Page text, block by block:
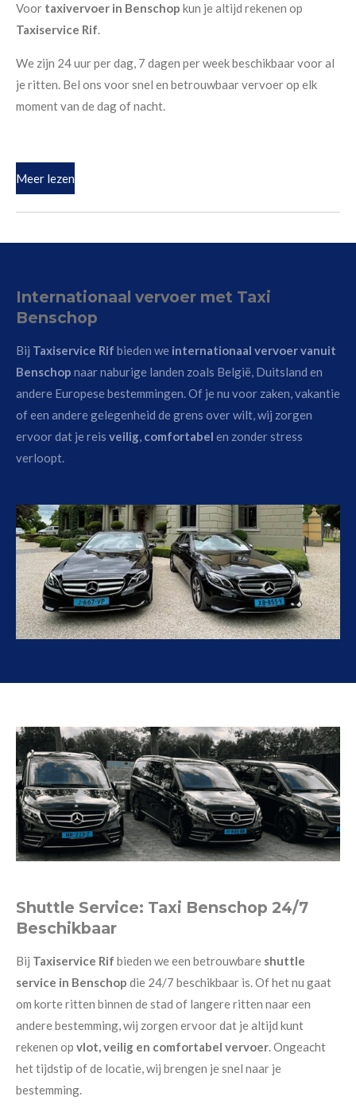
Voor taxivervoer in Benschop kun je altijd rekenen op
Taxiservice Rif.
We zijn 24 uur per dag, 7 dagen per week beschikbaar voor al
je ritten. Bel ons voor snel en betrouwbaar vervoer op elk
moment van de dag of nacht.
Meer lezen
Internationaal vervoer met Taxi
Benschop
Bij Taxiservice Rif bieden we internationaal vervoer vanuit
Benschop naar naburige landen zoals België, Duitsland en
andere Europese bestemmingen. Of je nu voor zaken, vakantie
of een andere gelegenheid de grens over wilt, wij zorgen
ervoor dat je reis veilig, comfortabel en zonder stress
verloopt.
Shuttle Service: Taxi Benschop 24/7
Beschikbaar
Bij Taxiservice Rif bieden we een betrouwbare shuttle
service in Benschop die 24/7 beschikbaar is. Of het nu gaat
om korte ritten binnen de stad of langere ritten naar een
andere bestemming, wij zorgen ervoor dat je altijd kunt
rekenen op vlot, veilig en comfortabel vervoer . Ongeacht
het tijdstip of de locatie, wij brengen je snel naar je
bestemming.